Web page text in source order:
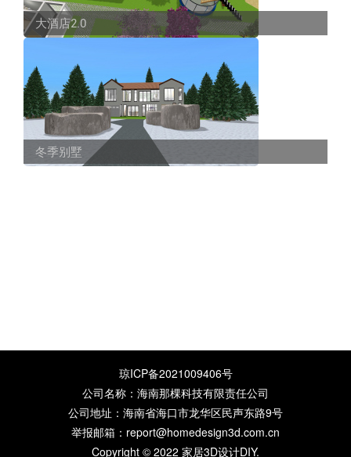
大酒店2.0
冬季别墅
琼ICP备2021009406号
公司名称：海南那棵科技有限责任公司
公司地址：海南省海口市龙华区民声东路9号
举报邮箱：report@homedesign3d.com.cn
Copyright © 2022 家居3D设计DIY.